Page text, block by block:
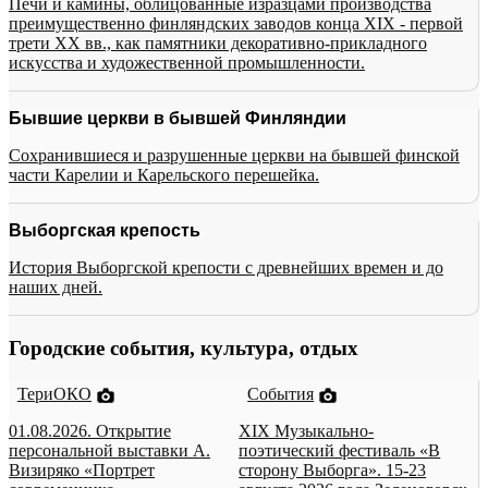
Печи и камины, облицованные изразцами производства
преимущественно финляндских заводов конца XIX - первой
трети XX вв., как памятники декоративно-прикладного
искусства и художественной промышленности.
Бывшие церкви в бывшей Финляндии
Сохранившиеся и разрушенные церкви на бывшей финской
части Карелии и Карельского перешейка.
Выборгская крепость
История Выборгской крепости с древнейших времен и до
наших дней.
Городские события, культура, отдых
ТериОКО
01.08.2026. Открытие
персональной выставки А.
Визиряко «Портрет
События
XIX Музыкально-
поэтический фестиваль «В
сторону Выборга». 15-23